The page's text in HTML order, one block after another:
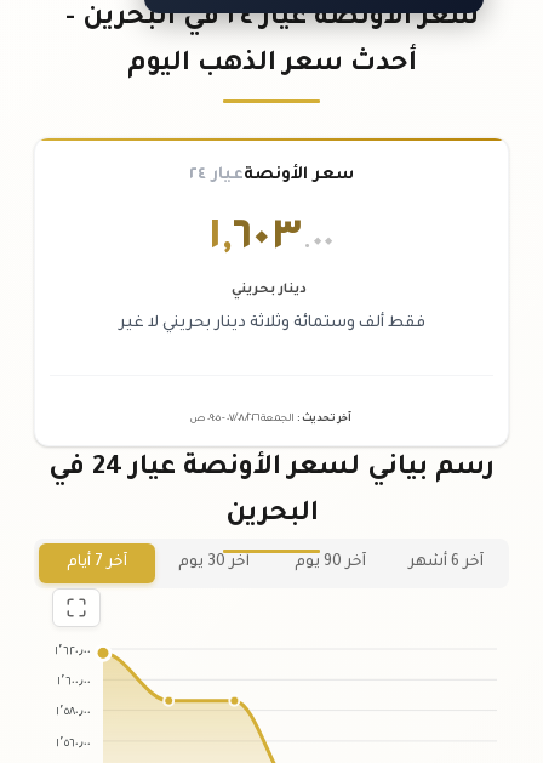
سعر الأونصة عيار ٢٤ في البحرين -
أحدث سعر الذهب اليوم
سعر الأونصةعيار ٢٤
١,٦٠٣.٠٠
دينار بحريني
فقط ألف وستمائة وثلاثة دينار بحريني لا غير
آخر تحديث : الجمعة ٠٧ /٠٨/٢٠٢٦ - ٠٩:٠٥ ص
رسم بياني لسعر الأونصة عيار 24 في
البحرين
آخر 6 أشهر آخر 90 يوم آخر 30 يوم آخر 7 أيام
١٬٦٢٠٫٠٠
١٬٦٠٠٫٠٠
١٬٥٨٠٫٠٠
١٬٥٦٠٫٠٠